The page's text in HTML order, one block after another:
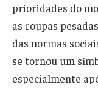
prioridades do
as roupas
das normas
se tornou um
especialmente